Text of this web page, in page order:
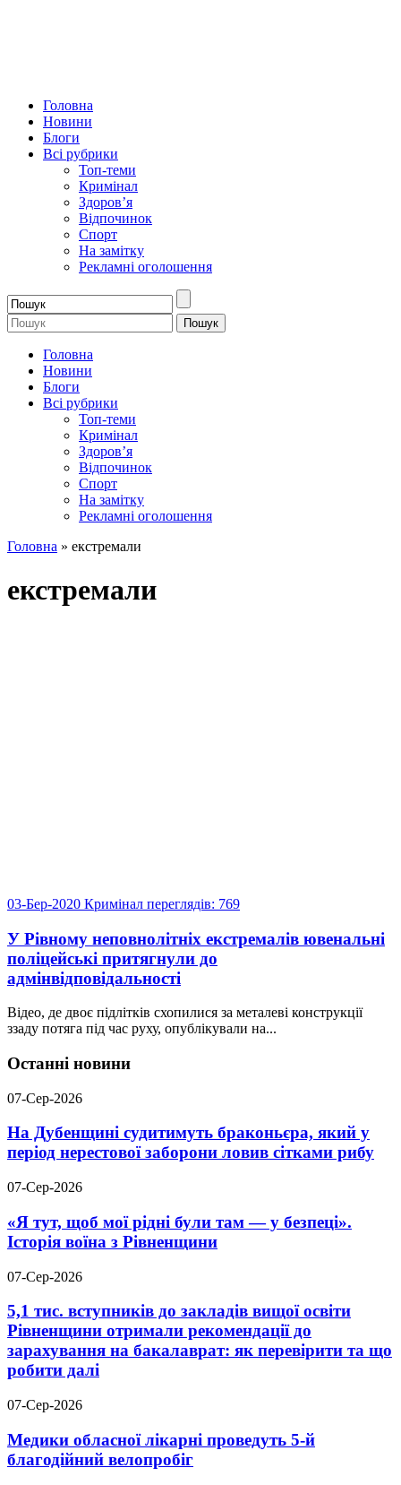
Головна
Новини
Блоги
Всі рубрики
Топ-теми
Кримінал
Здоров’я
Відпочинок
Спорт
На замітку
Рекламні оголошення
Головна
Новини
Блоги
Всі рубрики
Топ-теми
Кримінал
Здоров’я
Відпочинок
Спорт
На замітку
Рекламні оголошення
Головна » екстремали
екстремали
03-Бер-2020 Кримінал переглядів: 769
У Рівному неповнолітніх екстремалів ювенальні
поліцейські притягнули до
адмінвідповідальності
Відео, де двоє підлітків схопилися за металеві конструкції
ззаду потяга під час руху, опублікували на...
Останні новини
07-Сер-2026
На Дубенщині судитимуть браконьєра, який у
період нерестової заборони ловив сітками рибу
07-Сер-2026
«Я тут, щоб мої рідні були там — у безпеці».
Історія воїна з Рівненщини
07-Сер-2026
5,1 тис. вступників до закладів вищої освіти
Рівненщини отримали рекомендації до
зарахування на бакалаврат: як перевірити та що
робити далі
07-Сер-2026
Медики обласної лікарні проведуть 5-й
благодійний велопробіг